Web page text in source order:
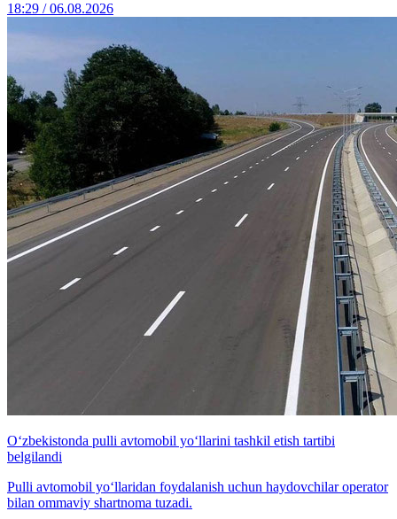
18:29 / 06.08.2026
O‘zbekistonda pulli avtomobil yo‘llarini tashkil etish tartibi
belgilandi
Pulli avtomobil yo‘llaridan foydalanish uchun haydovchilar operator
bilan ommaviy shartnoma tuzadi.